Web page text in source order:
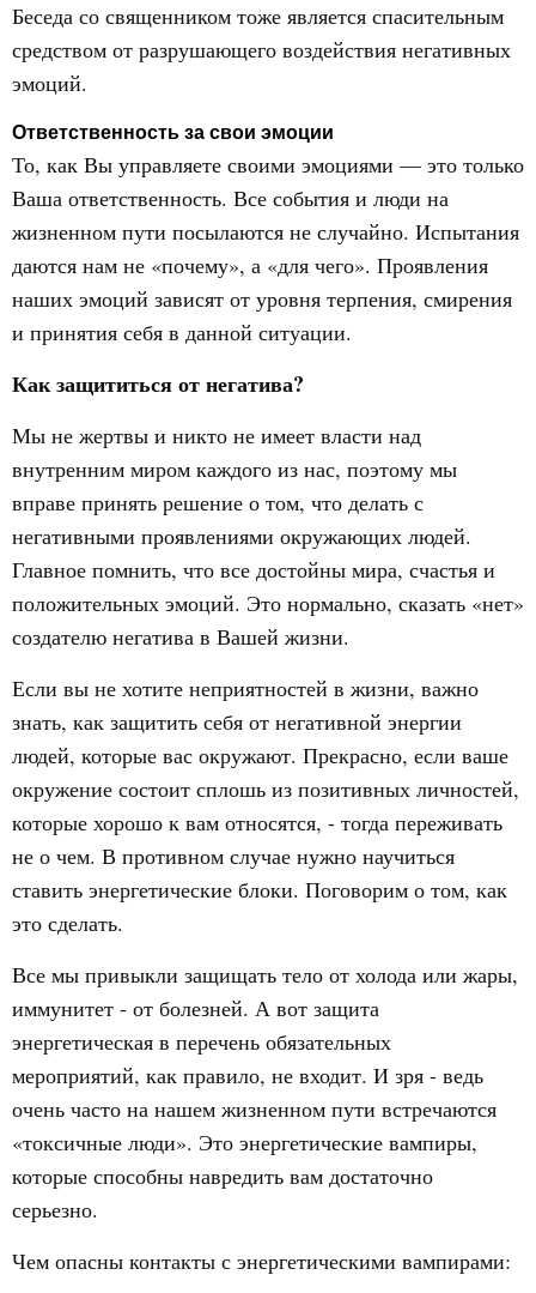
Беседа со священником тоже является спасительным
средством от разрушающего воздействия негативных
эмоций.
Ответственность за свои эмоции
То, как Вы управляете своими эмоциями — это только
Ваша ответственность. Все события и люди на
жизненном пути посылаются не случайно. Испытания
даются нам не «почему», а «для чего». Проявления
наших эмоций зависят от уровня терпения, смирения
и принятия себя в данной ситуации.
Как защититься от негатива?
Мы не жертвы и никто не имеет власти над
внутренним миром каждого из нас, поэтому мы
вправе принять решение о том, что делать с
негативными проявлениями окружающих людей.
Главное помнить, что все достойны мира, счастья и
положительных эмоций. Это нормально, сказать «нет»
создателю негатива в Вашей жизни.
Если вы не хотите неприятностей в жизни, важно
знать, как защитить себя от негативной энергии
людей, которые вас окружают. Прекрасно, если ваше
окружение состоит сплошь из позитивных личностей,
которые хорошо к вам относятся, - тогда переживать
не о чем. В противном случае нужно научиться
ставить энергетические блоки. Поговорим о том, как
это сделать.
Все мы привыкли защищать тело от холода или жары,
иммунитет - от болезней. А вот защита
энергетическая в перечень обязательных
мероприятий, как правило, не входит. И зря - ведь
очень часто на нашем жизненном пути встречаются
«токсичные люди». Это энергетические вампиры,
которые способны навредить вам достаточно
серьезно.
Чем опасны контакты с энергетическими вампирами: